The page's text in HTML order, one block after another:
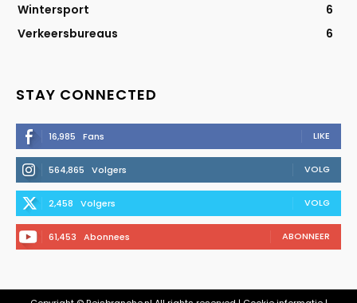
Wintersport
6
Verkeersbureaus
6
STAY CONNECTED
16,985 Fans LIKE
564,865 Volgers VOLG
2,458 Volgers VOLG
61,453 Abonnees ABONNEER